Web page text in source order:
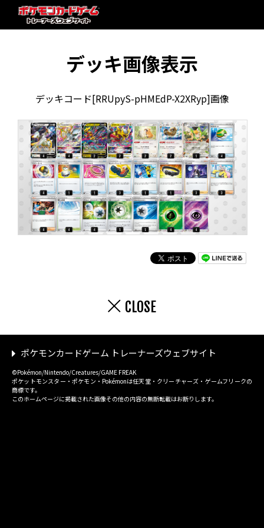
デッキ画像表示
デッキコード[RRUpyS-pHMEdP-X2XRyp]画像
CLOSE
ポケモンカードゲーム トレーナーズウェブサイト
©Pokémon/Nintendo/Creatures/GAME FREAK
ポケットモンスター・ポケモン・Pokémonは任天堂・クリーチャーズ・ゲームフリークの
商標です。
このホームページに掲載された画像その他の内容の無断転載はお断りします。